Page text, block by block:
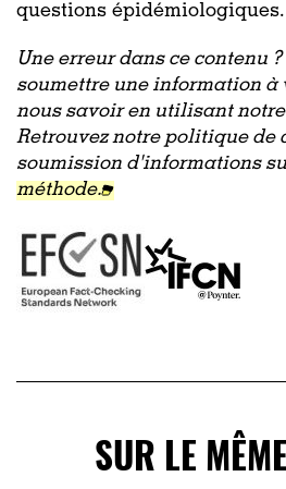
questions épidémiologiques.
Une erreur dans ce contenu
soumettre une information à
nous savoir en utilisant notre
Retrouvez notre politique de
soumission d'informations
méthode.
SUR LE